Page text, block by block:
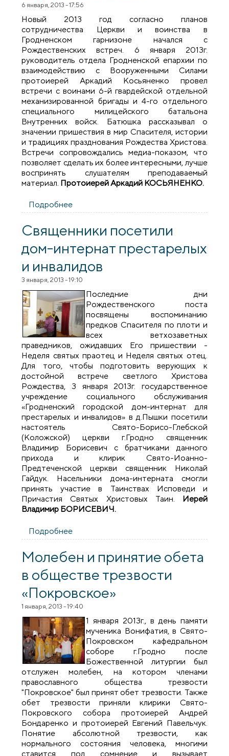
6 января, 2013 - 17:56
Новый 2013 год согласно планов
сотрудничества Церкви и воинства в
Гродненском гарнизоне начался с
Рождественских встреч. 6 января 2013г.
руководитель отдела Гродненской епархии по
взаимодействию с Вооруженными Силами
протоиерей Аркадий Косьяненко провел
встречи с воинами 6-й гвардейской отдельной
механизированной бригады и 4-го отдельного
специального милицейского батальона
Внутренних войск. Батюшка рассказывал о
значении пришествия в мир Спасителя, истории
и традициях празднования Рождества Христова.
Встречи сопровождались медиа-показом, что
позволяет сделать их более интересными, лучше
воспринять слушателям преподаваемый
материал. Протоиерей Аркадий КОСЬЯНЕНКО.
Подробнее
отдельной механизированной бригады и
милицейского батальона Внутренних
войск
Священники посетили
дом-интернат престарелых
и инвалидов
3 января, 2013 - 19:10
Последние дни
Рождественского поста
посвящены воспоминанию
предков Спасителя по плоти и
всех ветхозаветных
праведников, ожидавших Его пришествии -
Неделя святых праотец и Неделя святых отец.
Для того, чтобы подготовить верующих к
достойной встрече светлого Христова
Рождества, 3 января 2013г. государственное
учреждение социального обслуживания
«Гродненский городской дом-интернат для
престарелых и инвалидов» в д.Пышки посетили
настоятель Свято-Борисо-Глебской
(Коложской) церкви г.Гродно священник
Владимир Борисевич с братчиками данного
прихода и клирик Свято-Иоанно-
Предтеченской церкви священник Николай
Гайдук. Насельники дома-интерната смогли
принять участие в Таинствах Исповеди и
Причастия Святых Христовых Таин. Иерей
Владимир БОРИСЕВИЧ.
Подробнее
престарелых и инвалидов
Молебен и принятие обета
в обществе трезвости
«Покровское»
1 января, 2013 - 19:40
1 января 2013г., в день памяти
мученика Вонифатия, в Свято-
Покровском кафедральном
соборе г.Гродно после
Божественной литургии был
отслужен молебен, на котором членами
православного общества трезвости
"Покровское" был принят обет трезвости. Также
обет трезвости приняли клирики Свято-
Покровского собора протоиерей Андрей
Бондаренко и протоиерей Евгений Павельчук.
Понятие абсолютной трезвости, как
нормального состояния человека, многими
ставится под сомнение и вызывает